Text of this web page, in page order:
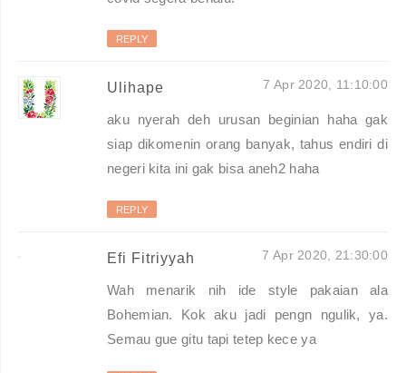
REPLY
Ulihape 7 Apr 2020, 11:10:00
aku nyerah deh urusan beginian haha gak
siap dikomenin orang banyak, tahus endiri di
negeri kita ini gak bisa aneh2 haha
REPLY
Efi Fitriyyah 7 Apr 2020, 21:30:00
Wah menarik nih ide style pakaian ala
Bohemian. Kok aku jadi pengn ngulik, ya.
Semau gue gitu tapi tetep kece ya